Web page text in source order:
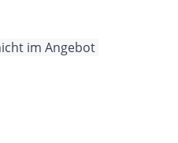
im Angebot